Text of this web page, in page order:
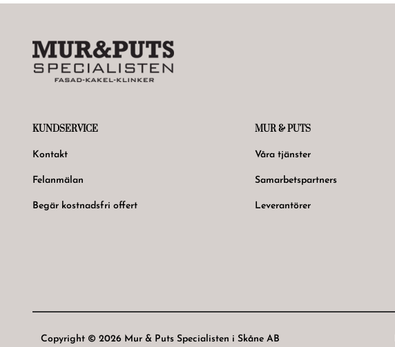
KUNDSERVICE
Kontakt
Felanmälan
Begär kostnadsfri offert
MUR & PUTS
Våra tjänster
Samarbetspartners
Leverantörer
Copyright © 2026 Mur & Puts Specialisten i Skåne AB